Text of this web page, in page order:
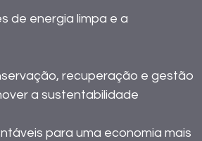
de energia limpa e a
recuperação e gestão
a sustentabilidade
para uma economia mais